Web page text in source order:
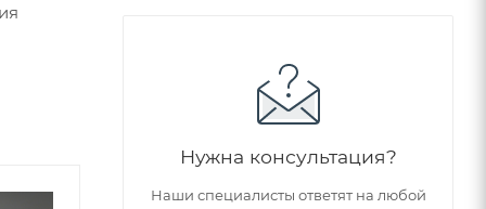
Советуем
Нужна консультация?
Наши специалисты ответят на любой